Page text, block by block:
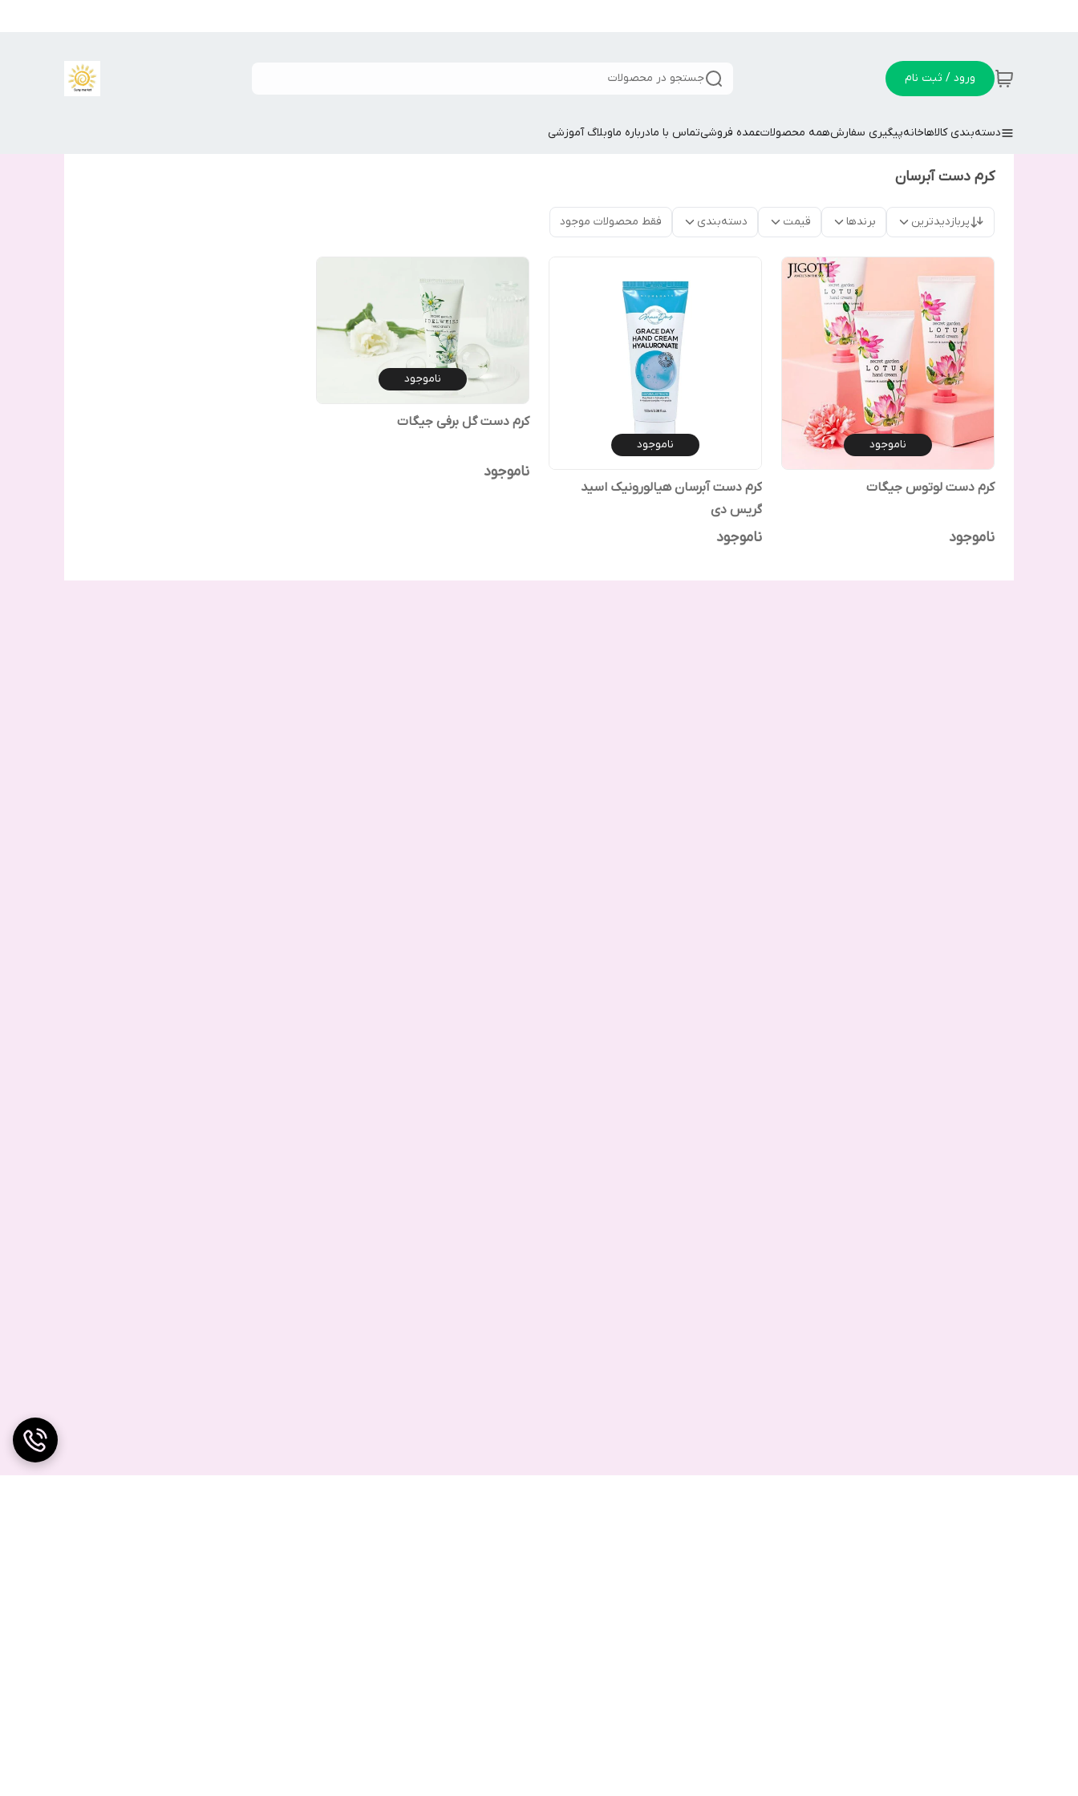
ورود / ثبت نام جستجو در محصولات
دسته‌بندی کالاهاخانهپیگیری سفارشهمه محصولاتعمده فروشیتماس با مادرباره ماوبلاگ آموزشی
کرم دست آبرسان
پربازدیدترین برندها قیمت دسته‌بندی فقط محصولات موجود
ناموجود
کرم دست لوتوس جیگات
ناموجود
ناموجود
کرم دست آبرسان هیالورونیک اسید
گریس دی
ناموجود
ناموجود
کرم دست گل برفی جیگات
ناموجود